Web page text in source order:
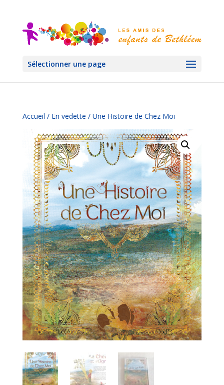
Sélectionner une page
Accueil / En vedette / Une Histoire de Chez Moi